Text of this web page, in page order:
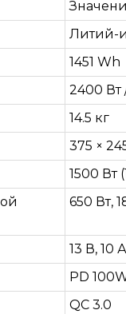
Литий-
1451 Wh
2400 Вт
14.5 кг
375 ×
1500 Вт
650 Вт,
13 В, 10 А
PD
QC 3.0